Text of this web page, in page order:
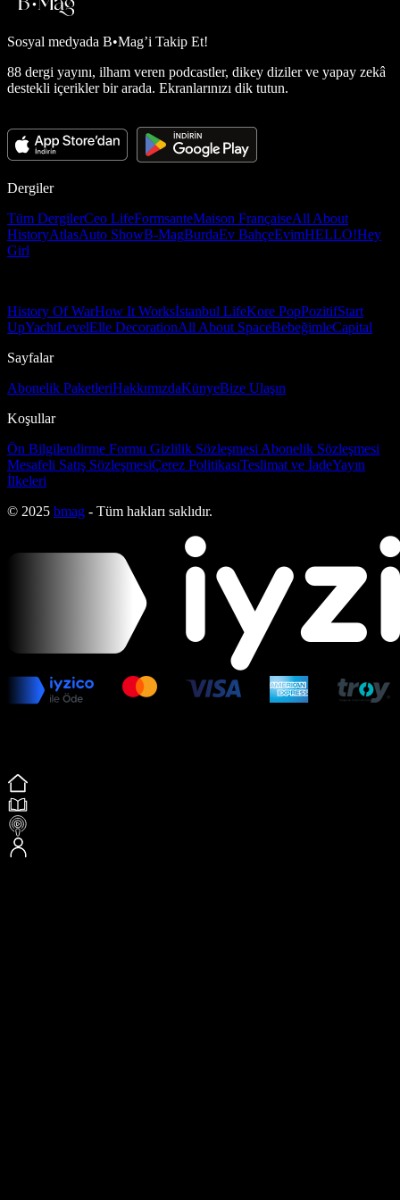
Sosyal medyada B•Mag’i Takip Et!
88 dergi yayını, ilham veren podcastler, dikey diziler ve yapay zekâ
destekli içerikler bir arada. Ekranlarınızı dik tutun.
Dergiler
Tüm DergilerCeo LifeFormsanteMaison FrançaiseAll About
HistoryAtlasAuto ShowB-MagBurdaEv BahçeEvimHELLO!Hey
Girl
History Of WarHow It Worksİstanbul LifeKore PopPozitifStart
UpYachtLevelElle DecorationAll About SpaceBebeğimleCapital
Sayfalar
Abonelik PaketleriHakkımızdaKünyeBize Ulaşın
Koşullar
Ön Bilgilendirme Formu Gizlilik Sözleşmesi Abonelik Sözleşmesi
Mesafeli Satış SözleşmesiÇerez PolitikasıTeslimat ve İadeYayın
İlkeleri
© 2025 bmag - Tüm hakları saklıdır.